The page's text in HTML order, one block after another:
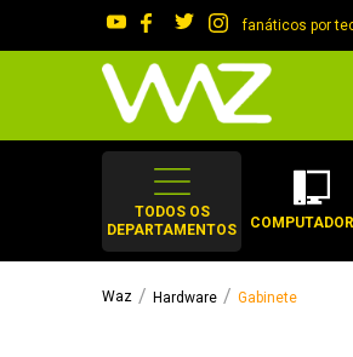
fanáticos por
O
TODOS OS
DEPARTAMENTOS
Hardware Gabinete